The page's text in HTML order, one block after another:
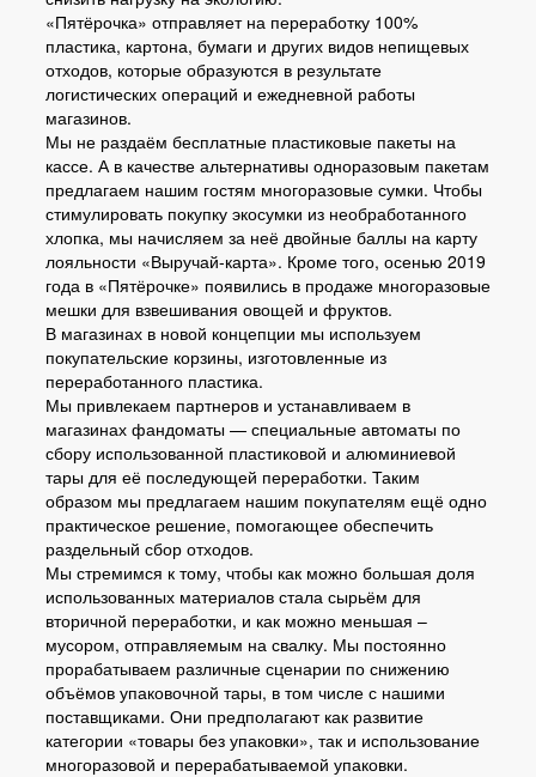
«Пятёрочка» отправляет на переработку 100%
пластика, картона, бумаги и других видов непищевых
отходов, которые образуются в результате
логистических операций и ежедневной работы
магазинов.
Мы не раздаём бесплатные пластиковые пакеты на
кассе. А в качестве альтернативы одноразовым пакетам
предлагаем нашим гостям многоразовые сумки. Чтобы
стимулировать покупку экосумки из необработанного
хлопка, мы начисляем за неё двойные баллы на карту
лояльности «Выручай-карта». Кроме того, осенью 2019
года в «Пятёрочке» появились в продаже многоразовые
мешки для взвешивания овощей и фруктов.
В магазинах в новой концепции мы используем
покупательские корзины, изготовленные из
переработанного пластика.
Мы привлекаем партнеров и устанавливаем в
магазинах фандоматы — специальные автоматы по
сбору использованной пластиковой и алюминиевой
тары для её последующей переработки. Таким
образом мы предлагаем нашим покупателям ещё одно
практическое решение, помогающее обеспечить
раздельный сбор отходов.
Мы стремимся к тому, чтобы как можно большая доля
использованных материалов стала сырьём для
вторичной переработки, и как можно меньшая –
мусором, отправляемым на свалку. Мы постоянно
прорабатываем различные сценарии по снижению
объёмов упаковочной тары, в том числе с нашими
поставщиками. Они предполагают как развитие
категории «товары без упаковки», так и использование
многоразовой и перерабатываемой упаковки.